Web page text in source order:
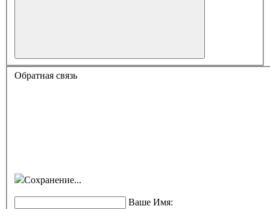
Обратная связь
Сохранение...
Ваше Имя: